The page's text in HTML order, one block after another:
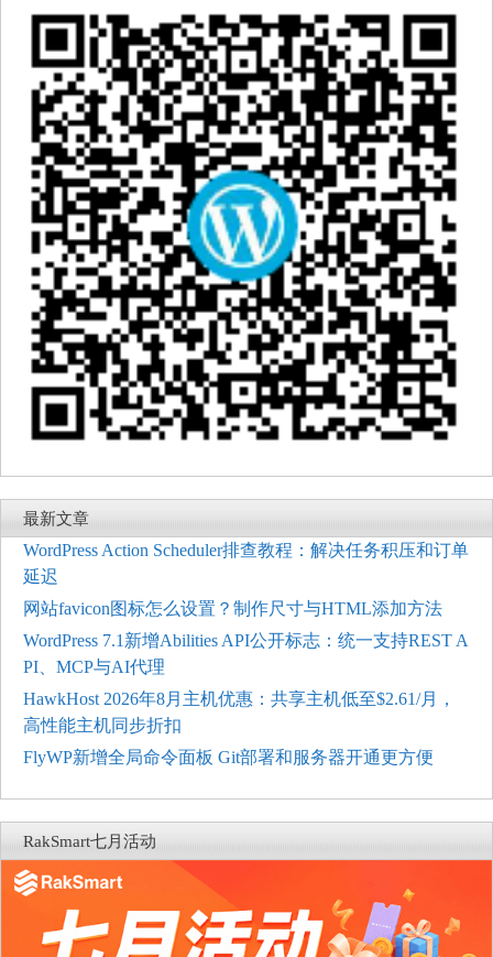
最新文章
WordPress Action Scheduler排查教程：解决任务积压和订单
延迟
网站favicon图标怎么设置？制作尺寸与HTML添加方法
WordPress 7.1新增Abilities API公开标志：统一支持REST A
PI、MCP与AI代理
HawkHost 2026年8月主机优惠：共享主机低至$2.61/月，
高性能主机同步折扣
FlyWP新增全局命令面板 Git部署和服务器开通更方便
RakSmart七月活动